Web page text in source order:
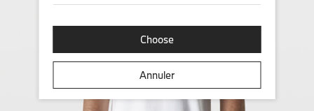
Choose
Annuler